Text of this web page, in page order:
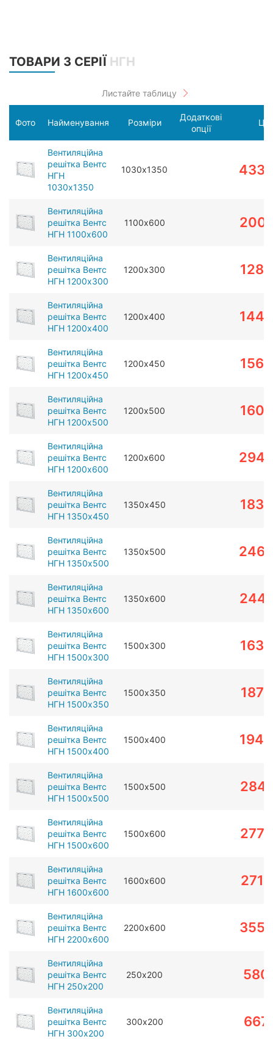
ТОВАРИ З СЕРІЇ НГН
Фото Найменування Розміри
Додаткові
опції
Вентиляційна
решітка Вентс
НГН
1030х1350
1030х1350 4338
Вентиляційна
решітка Вентс
НГН 1100х600
1100х600 2001
Вентиляційна
решітка Вентс
НГН 1200х300
1200х300 1282
Вентиляційна
решітка Вентс
НГН 1200х400
1200х400 1446
Вентиляційна
решітка Вентс
НГН 1200х450
1200х450 1569
Вентиляційна
решітка Вентс
НГН 1200х500
1200х500 1602
Вентиляційна
решітка Вентс
НГН 1200х600
1200х600 2949
Вентиляційна
решітка Вентс
НГН 1350х450
1350х450 1838
Вентиляційна
решітка Вентс
НГН 1350х500
1350х500
Вентиляційна
решітка Вентс
НГН 1350х600
1350х600 2441
Вентиляційна
решітка Вентс
НГН 1500х300
1500х300 1639
Вентиляційна
решітка Вентс
НГН 1500х350
1500х350 1877
Вентиляційна
решітка Вентс
НГН 1500х400
1500х400 1944
Вентиляційна
решітка Вентс
НГН 1500х500
1500х500 2841
Вентиляційна
решітка Вентс
НГН 1500х600
1500х600 2775
Вентиляційна
решітка Вентс
НГН 1600х600
1600х600 2713
Вентиляційна
решітка Вентс
НГН 2200х600
2200х600 3557
Вентиляційна
решітка Вентс
НГН 250х200
250х200 580
Вентиляційна
решітка Вентс
НГН 300х200
300х200 667